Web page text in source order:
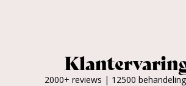
2000+ reviews | 12500